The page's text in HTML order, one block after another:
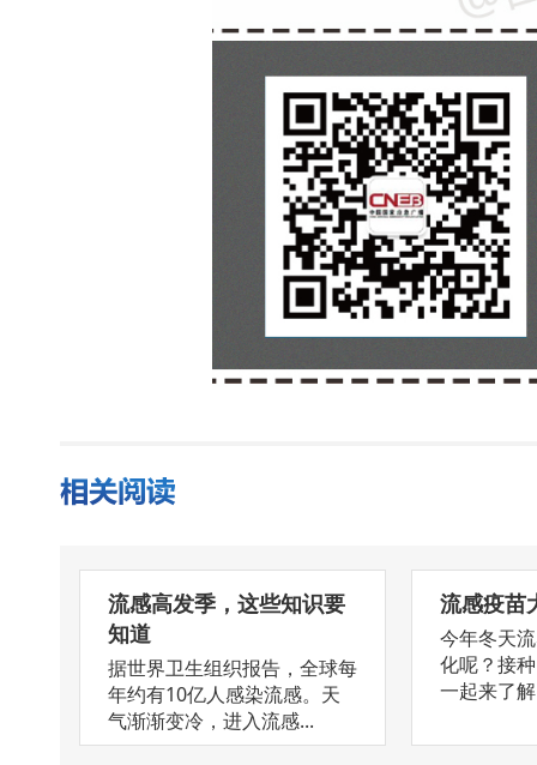
流感高发季，这些知识要
知道
据世界卫生组织报告，全球每
年约有10亿人感染流感。天
气渐渐变冷，进入流感...
流感疫苗
今年冬天
化呢？接
一起来了